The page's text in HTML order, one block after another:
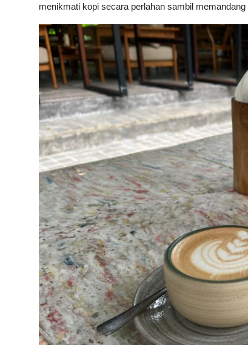
menikmati kopi secara perlahan sambil memandang